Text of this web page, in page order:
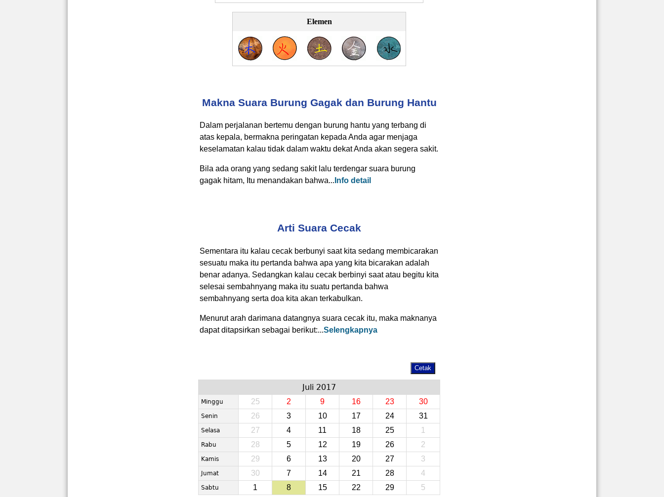
Elemen
Makna Suara Burung Gagak dan Burung Hantu
Dalam perjalanan bertemu dengan burung hantu yang terbang di
atas kepala, bermakna peringatan kepada Anda agar menjaga
keselamatan kalau tidak dalam waktu dekat Anda akan segera sakit.
Bila ada orang yang sedang sakit lalu terdengar suara burung
gagak hitam, Itu menandakan bahwa... Info detail
Arti Suara Cecak
Sementara itu kalau cecak berbunyi saat kita sedang membicarakan
sesuatu maka itu pertanda bahwa apa yang kita bicarakan adalah
benar adanya. Sedangkan kalau cecak berbinyi saat atau begitu kita
selesai sembahnyang maka itu suatu pertanda bahwa
sembahnyang serta doa kita akan terkabulkan.
Menurut arah darimana datangnya suara cecak itu, maka maknanya
dapat ditapsirkan sebagai berikut:...Selengkapnya
Juli 2017
Minggu 25 2 9 16 23 30
Senin 26 3 10 17 24 31
Selasa 27 4 11 18 25 1
Rabu 28 5 12 19 26 2
Kamis 29 6 13 20 27 3
Jumat 30 7 14 21 28 4
Sabtu 1 8 15 22 29 5